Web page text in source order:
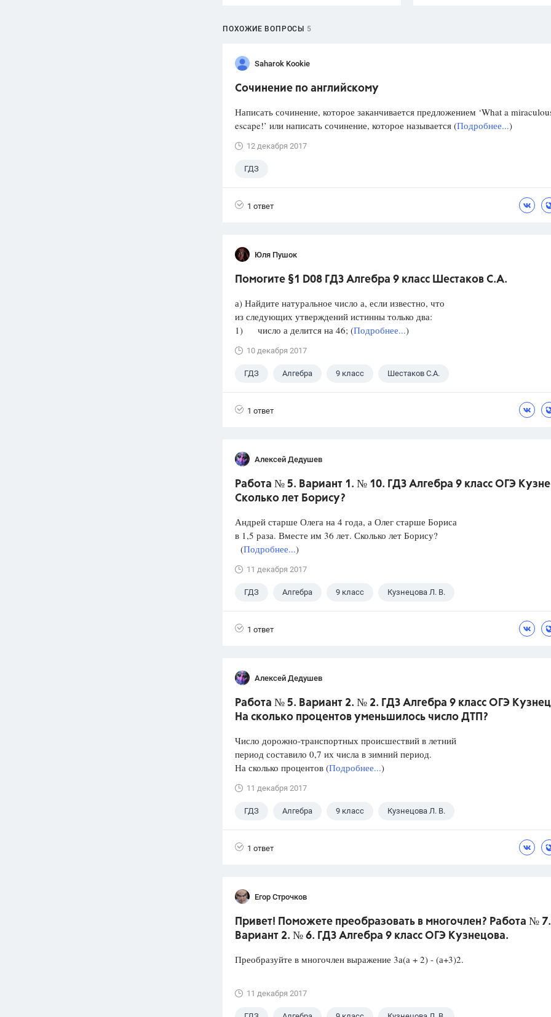
ПОХОЖИЕ ВОПРОСЫ 5
Saharok Kookie
Сочинение по английскому
Написать сочинение, которое заканчивается предложением ‘What a
escape!’ или написать сочинение, которое называется (Подробнее...)
12 декабря 2017
ГДЗ
1 ответ
Юля Пушок
Помогите §1 D08 ГДЗ Алгебра 9 класс Шестаков С.А.
а) Найдите натуральное число а, если известно, что
из следующих утверждений истинны только два:
1) число а делится на 46; (Подробнее...)
10 декабря 2017
ГДЗ Алгебра 9 класс Шестаков С.А.
1 ответ
Алексей Дедушев
Работа № 5. Вариант 1. № 10. ГДЗ Алгебра 9 класс ОГЭ
Сколько лет Борису?
Андрей старше Олега на 4 года, а Олег старше Бориса
в 1,5 раза. Вместе им 36 лет. Сколько лет Борису?
(Подробнее...)
11 декабря 2017
ГДЗ Алгебра 9 класс Кузнецова Л. В.
1 ответ
Алексей Дедушев
Работа № 5. Вариант 2. № 2. ГДЗ Алгебра 9 класс ОГЭ
На сколько процентов уменьшилось число ДТП?
Число дорожно-транспортных происшествий в летний
период составило 0,7 их числа в зимний период.
На сколько процентов (Подробнее...)
11 декабря 2017
ГДЗ Алгебра 9 класс Кузнецова Л. В.
1 ответ
Егор Строчков
Привет! Поможете преобразовать в многочлен? Работа № 7.
Вариант 2. № 6. ГДЗ Алгебра 9 класс ОГЭ Кузнецова.
Преобразуйте в многочлен выражение 3а(а + 2) - (а+3)2.
11 декабря 2017